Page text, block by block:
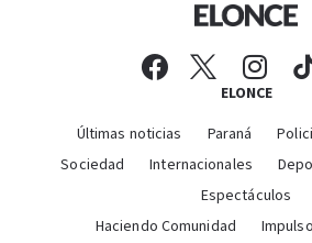
ELONCE
Últimas noticias Paraná
Sociedad
Internacionales
Espectáculos
Haciendo Comunidad